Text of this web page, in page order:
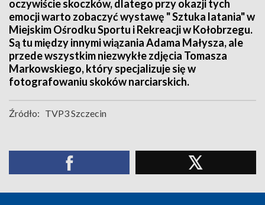
oczywiście skoczków, dlatego przy okazji tych
emocji warto zobaczyć wystawę " Sztuka latania" w
Miejskim Ośrodku Sportu i Rekreacji w Kołobrzegu.
Są tu między innymi wiązania Adama Małysza, ale
przede wszystkim niezwykłe zdjęcia Tomasza
Markowskiego, który specjalizuje się w
fotografowaniu skoków narciarskich.
Źródło: TVP3 Szczecin